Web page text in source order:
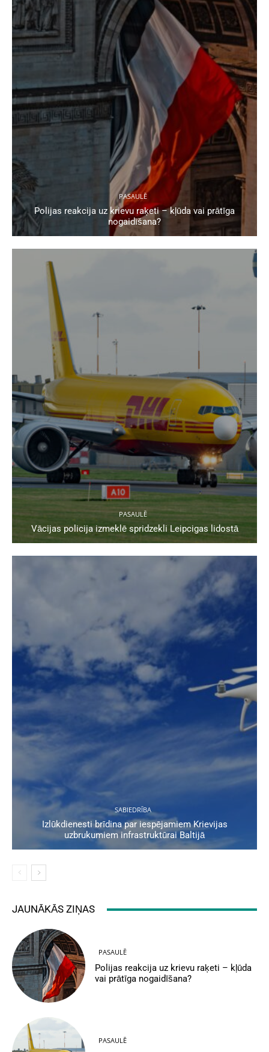
PASAULĒ
Polijas reakcija uz krievu raķeti – kļūda vai prātīga
nogaidīšana?
PASAULĒ
Vācijas policija izmeklē spridzekli Leipcigas lidostā
SABIEDRĪBA
Izlūkdienesti brīdina par iespējamiem Krievijas
uzbrukumiem infrastruktūrai Baltijā
JAUNĀKĀS ZIŅAS
PASAULĒ
Polijas reakcija uz krievu raķeti – kļūda
vai prātīga nogaidīšana?
PASAULĒ